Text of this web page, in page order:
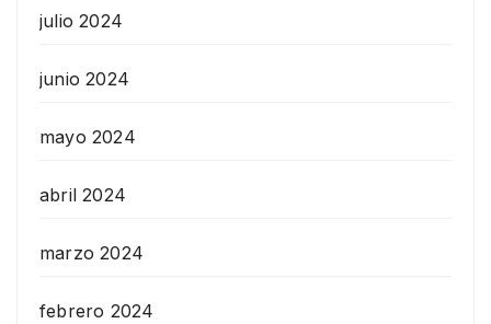
julio 2024
junio 2024
mayo 2024
abril 2024
marzo 2024
febrero 2024